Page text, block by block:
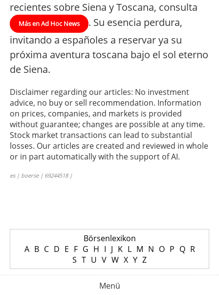
recientes sobre Siena y Toscana, consulta
Más en Ad Hoc News
. Su esencia perdura,
invitando a españoles a reservar ya su
próxima aventura toscana bajo el sol eterno
de Siena.
Disclaimer regarding our articles: No investment
advice, no buy or sell recommendation. Information
on prices, companies, and markets is provided
without guarantee; changes are possible at any time.
Stock market transactions can lead to substantial
losses. Our articles are created and reviewed in whole
or in part automatically with the support of AI.
es | boerse | 69244518 |
Börsenlexikon
A B C D E F G H I J K L M N O P Q R
S T U V W X Y Z
Menü